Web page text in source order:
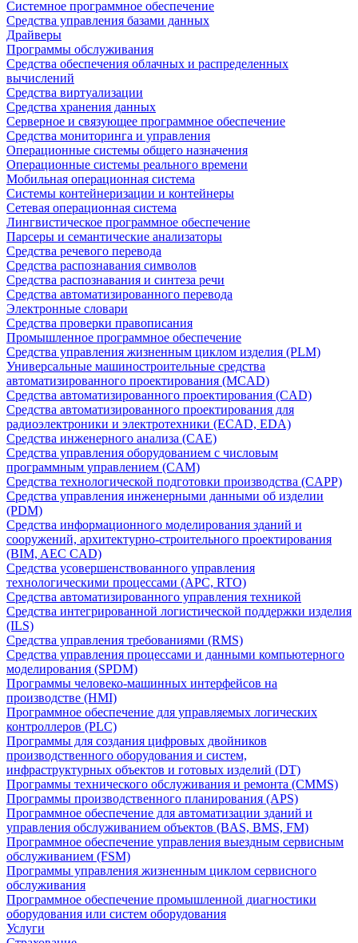
Системное программное обеспечение
Средства управления базами данных
Драйверы
Программы обслуживания
Средства обеспечения облачных и распределенных
вычислений
Средства виртуализации
Средства хранения данных
Серверное и связующее программное обеспечение
Средства мониторинга и управления
Операционные системы общего назначения
Операционные системы реального времени
Мобильная операционная система
Системы контейнеризации и контейнеры
Сетевая операционная система
Лингвистическое программное обеспечение
Парсеры и семантические анализаторы
Средства речевого перевода
Средства распознавания символов
Средства распознавания и синтеза речи
Средства автоматизированного перевода
Электронные словари
Средства проверки правописания
Промышленное программное обеспечение
Средства управления жизненным циклом изделия (PLM)
Универсальные машиностроительные средства
автоматизированного проектирования (MCAD)
Средства автоматизированного проектирования (CAD)
Средства автоматизированного проектирования для
радиоэлектроники и электротехники (ECAD, EDA)
Средства инженерного анализа (CAE)
Средства управления оборудованием с числовым
программным управлением (CAM)
Средства технологической подготовки производства (CAPP)
Средства управления инженерными данными об изделии
(PDM)
Средства информационного моделирования зданий и
сооружений, архитектурно-строительного проектирования
(BIM, AEC CAD)
Средства усовершенствованного управления
технологическими процессами (APC, RTO)
Средства автоматизированного управления техникой
Средства интегрированной логистической поддержки изделия
(ILS)
Средства управления требованиями (RMS)
Средства управления процессами и данными компьютерного
моделирования (SPDM)
Программы человеко-машинных интерфейсов на
производстве (HMI)
Программное обеспечение для управляемых логических
контроллеров (PLC)
Программы для создания цифровых двойников
производственного оборудования и систем,
инфраструктурных объектов и готовых изделий (DT)
Программы технического обслуживания и ремонта (CMMS)
Программы производственного планирования (APS)
Программное обеспечение для автоматизации зданий и
управления обслуживанием объектов (BAS, BMS, FM)
Программное обеспечение управления выездным сервисным
обслуживанием (FSM)
Программы управления жизненным циклом сервисного
обслуживания
Программное обеспечение промышленной диагностики
оборудования или систем оборудования
Услуги